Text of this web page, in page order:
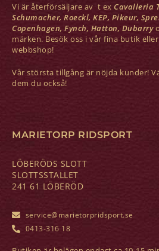
Vi är återförsäljare av t ex Cavalleria
Schumacher, Roeckl, KEP, Pikeur,
Copenhagen, Fynch, Hatton, Dubarry
märken. Besök oss i vår fina butik
webbshop!
Vår största tillgång är nöjda kunder!
dem du också!
MARIETORP RIDSPORT
LÖBERÖDS SLOTT
SLOTTSSTALLET
241 61 LÖBERÖD
service@marietorpridsport.se
0413-316 18